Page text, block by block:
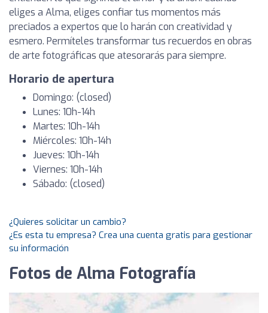
eliges a Alma, eliges confiar tus momentos más
preciados a expertos que lo harán con creatividad y
esmero. Permíteles transformar tus recuerdos en obras
de arte fotográficas que atesorarás para siempre.
Horario de apertura
Domingo: (closed)
Lunes: 10h-14h
Martes: 10h-14h
Miércoles: 10h-14h
Jueves: 10h-14h
Viernes: 10h-14h
Sábado: (closed)
¿Quieres solicitar un cambio?
¿Es esta tu empresa? Crea una cuenta gratis para gestionar
su información
Fotos de Alma Fotografía